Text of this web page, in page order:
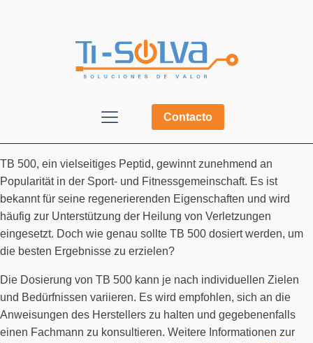
Contacto
TB 500, ein vielseitiges Peptid, gewinnt zunehmend an
Popularität in der Sport- und Fitnessgemeinschaft. Es ist
bekannt für seine regenerierenden Eigenschaften und wird
häufig zur Unterstützung der Heilung von Verletzungen
eingesetzt. Doch wie genau sollte TB 500 dosiert werden, um
die besten Ergebnisse zu erzielen?
Die Dosierung von TB 500 kann je nach individuellen Zielen
und Bedürfnissen variieren. Es wird empfohlen, sich an die
Anweisungen des Herstellers zu halten und gegebenenfalls
einen Fachmann zu konsultieren. Weitere Informationen zur